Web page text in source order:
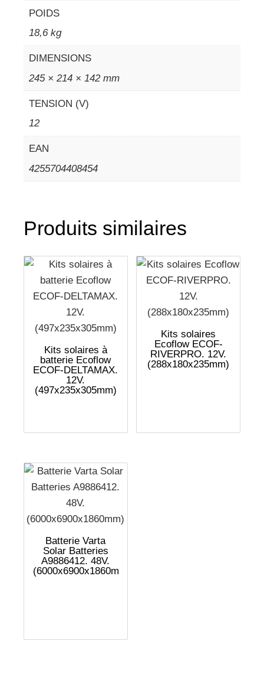
POIDS
18,6 kg
DIMENSIONS
245 × 214 × 142 mm
TENSION (V)
12
EAN
4255704408454
Produits similaires
Kits solaires à
batterie Ecoflow
ECOF-DELTAMAX.
12V.
(497x235x305mm)
Kits solaires
Ecoflow ECOF-
RIVERPRO. 12V.
(288x180x235mm)
Batterie Varta
Solar Batteries
A9886412. 48V.
(6000x6900x1860mm)